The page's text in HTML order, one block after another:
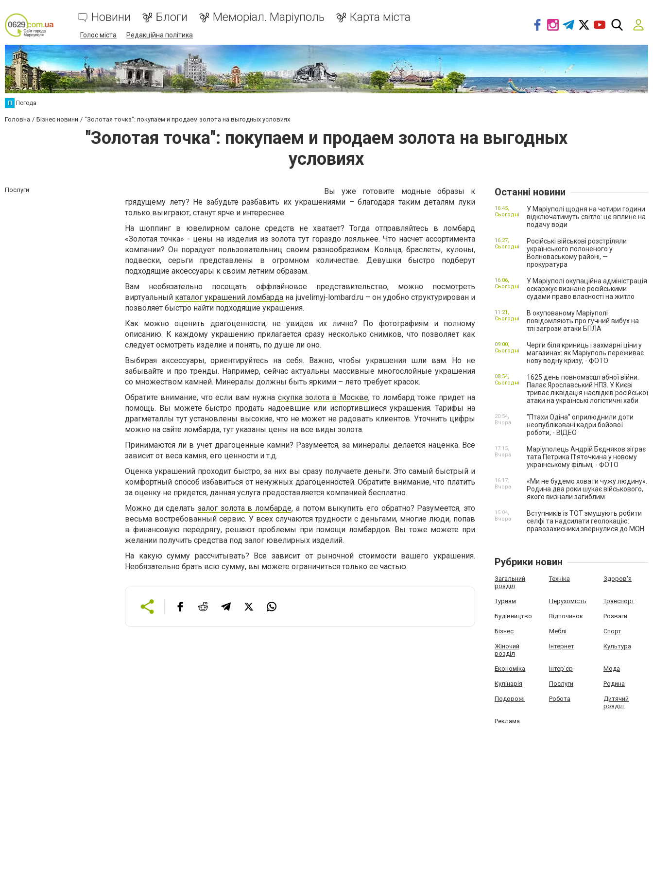
Новини Блоги Меморіал. Маріуполь Карта міста
Голос міста Редакційна політика
П Погода
Головна Бізнес новини "Золотая точка": покупаем и продаем золота на выгодных условиях
"Золотая точка": покупаем и продаем золота на выгодных
условиях
Послуги
Вы уже готовите модные образы к
грядущему лету? Не забудьте разбавить их украшениями – благодаря таким деталям луки
только выиграют, станут ярче и интереснее.
На шоппинг в ювелирном салоне средств не хватает? Тогда отправляйтесь в ломбард
«Золотая точка» - цены на изделия из золота тут гораздо лояльнее. Что насчет ассортимента
компании? Он порадует пользовательниц своим разнообразием. Кольца, браслеты, кулоны,
подвески, серьги представлены в огромном количестве. Девушки быстро подберут
подходящие аксессуары к своим летним образам.
Вам необязательно посещать оффлайновое представительство, можно посмотреть
виртуальный каталог украшений ломбарда на juvelirnyj-lombard.ru – он удобно структурирован и
позволяет быстро найти подходящие украшения.
Как можно оценить драгоценности, не увидев их лично? По фотографиям и полному
описанию. К каждому украшению прилагается сразу несколько снимков, что позволяет как
следует осмотреть изделие и понять, по душе ли оно.
Выбирая аксессуары, ориентируйтесь на себя. Важно, чтобы украшения шли вам. Но не
забывайте и про тренды. Например, сейчас актуальны массивные многослойные украшения
со множеством камней. Минералы должны быть яркими – лето требует красок.
Обратите внимание, что если вам нужна скупка золота в Москве, то ломбард тоже придет на
помощь. Вы можете быстро продать надоевшие или испортившиеся украшения. Тарифы на
драгметаллы тут установлены высокие, что не может не радовать клиентов. Уточнить цифры
можно на сайте ломбарда, тут указаны цены на все виды золота.
Принимаются ли в учет драгоценные камни? Разумеется, за минералы делается наценка. Все
зависит от веса камня, его ценности и т.д.
Оценка украшений проходит быстро, за них вы сразу получаете деньги. Это самый быстрый и
комфортный способ избавиться от ненужных драгоценностей. Обратите внимание, что платить
за оценку не придется, данная услуга предоставляется компанией бесплатно.
Можно ди сделатьзалог золота в ломбарде, а потом выкупить его обратно? Разумеется, это
весьма востребованный сервис. У всех случаются трудности с деньгами, многие люди, попав
в финансовую передрягу, решают проблемы при помощи ломбардов. Вы тоже можете при
желании получить средства под залог ювелирных изделий.
На какую сумму рассчитывать? Все зависит от рыночной стоимости вашего украшения.
Необязательно брать всю сумму, вы можете ограничиться только ее частью.
Останні новини
У Маріуполі щодня на чотири години
відключатимуть світло: це вплине на
подачу води
16:45,
Сьогодні
Російські військові розстріляли
українського полоненого у
Волноваському районі, —
прокуратура
16:27,
Сьогодні
У Маріуполі окупаційна адміністрація
оскаржує визнане російськими
судами право власності на житло
16:06,
Сьогодні
В окупованому Маріуполі
повідомляють про гучний вибух на
тлі загрози атаки БПЛА
11:21,
Сьогодні
Черги біля криниць і захмарні ціни у
магазинах: як Маріуполь переживає
нову водну кризу, - ФОТО
09:00,
Сьогодні
1625 день повномасштабної війни.
Палає Ярославський НПЗ. У Києві
триває ліквідація наслідків російської
атаки на українські логістичні хаби
08:54,
Сьогодні
"Птахи Одіна" оприлюднили доти
неопубліковані кадри бойової
роботи, - ВІДЕО
20:54,
Вчора
Маріуполець Андрій Бєдняков зіграє
тата Петрика П’яточкина у новому
українському фільмі, - ФОТО
17:15,
Вчора
«Ми не будемо ховати чужу людину».
Родина два роки шукає військового,
якого визнали загиблим
16:17,
Вчора
Вступників із ТОТ змушують робити
селфі та надсилати геолокацію:
правозахисники звернулися до МОН
15:04,
Вчора
Рубрики новин
Загальний
розділ
Техніка Здоров'я
Туризм Нерухомість Транспорт
Будівництво Відпочинок Розваги
Бізнес Меблі Спорт
Жіночий
розділ
Інтернет Культура
Економіка Інтер'єр Мода
Кулінарія Послуги Родина
Подорожі Робота
Дитячий
розділ
Реклама